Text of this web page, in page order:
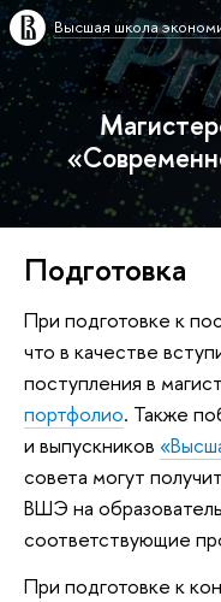
Высшая школа
Подготовка
При подготовке к
что в качестве
поступления в
портфолио. Также
и выпускников
совета могут
ВШЭ на
соответствующие
При подготовке к